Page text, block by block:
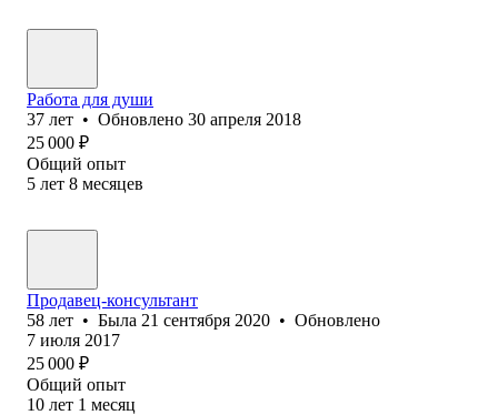
Работа для души
37 лет • Обновлено 30 апреля 2018
25 000 ₽
Общий опыт
5 лет 8 месяцев
Продавец-консультант
58 лет • Была 21 сентября 2020 • Обновлено
7 июля 2017
25 000 ₽
Общий опыт
10 лет 1 месяц